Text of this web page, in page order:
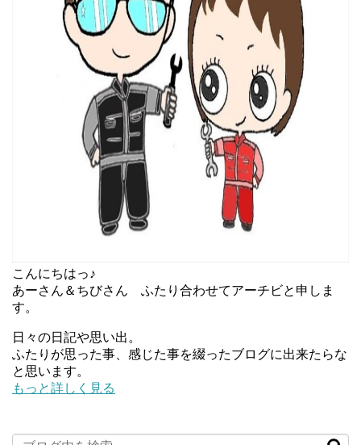
こんにちはっ♪
あーさん＆ちびさん ふたり合わせてアーチビと申しま
す。
日々の日記や思い出。
ふたりが思った事、感じた事を綴ったブログに出来たらな
と思います。
もっと詳しく見る